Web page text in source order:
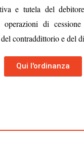
e tutela del
operazioni di
contraddittorio e del
Qui l'ordinanza